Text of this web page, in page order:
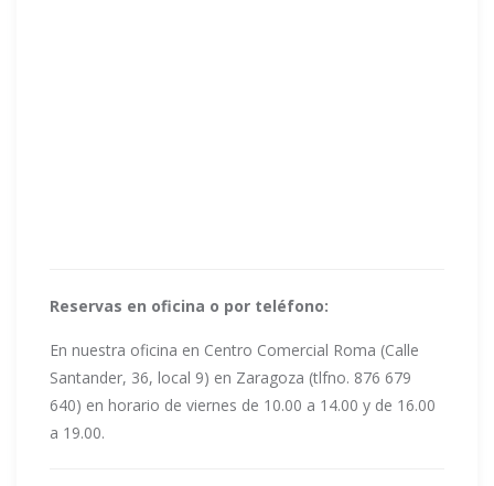
Reservas en oficina o por teléfono:
En nuestra oficina en Centro Comercial Roma (Calle
Santander, 36, local 9) en Zaragoza (tlfno. 876 679
640) en horario de viernes de 10.00 a 14.00 y de 16.00
a 19.00.